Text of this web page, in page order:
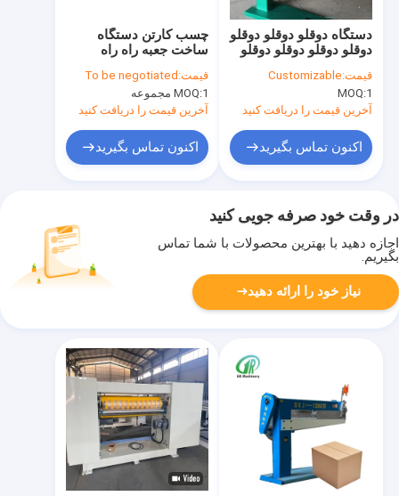
چسب کارتن دستگاه
ساخت جعبه راه راه
قیمت: To be negotiated
MOQ:1 مجموعه
آخرین قیمت را دریافت کنید
اکنون تماس بگیرید
دستگاه دوقلو دوقلو دوقلو
دوقلو دوقلو دوقلو دوقلو
قیمت:Customizable
MOQ:1
آخرین قیمت را دریافت کنید
اکنون تماس بگیرید
در وقت خود صرفه جویی کنید
اجازه دهید با بهترین محصولات با شما تماس
بگیریم.
نیاز خود را ارائه دهید